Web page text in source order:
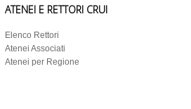
ATENEI E RETTORI CRUI
Elenco Rettori
Atenei Associati
Atenei per Regione